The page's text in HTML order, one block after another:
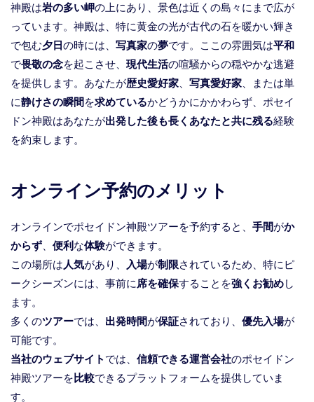
神殿は岩の多い岬の上にあり、景色は近くの島々にまで広が
っています。神殿は、特に黄金の光が古代の石を暖かい輝き
で包む夕日の時には、 写真家の夢です。ここの雰囲気は平和
で畏敬の念を起こさせ、 現代生活の喧騒からの穏やかな逃避
を提供します。あなたが歴史愛好家、 写真愛好家、または単
に静けさの瞬間 を求めているかどうかにかかわらず、ポセイ
ドン神殿はあなたが出発した後も長くあなたと共に残る経験
を約束します。
オンライン予約のメリット
オンラインでポセイドン神殿ツアーを予約すると、 手間がか
からず、 便利な体験ができます。
この場所は人気があり、 入場が制限されているため、特にピ
ークシーズンには、事前に席を確保することを強くお勧めし
ます。
多くのツアーでは、 出発時間が保証されており、 優先入場が
可能です。
当社のウェブサイト では、 信頼できる運営会社のポセイドン
神殿ツアーを比較できるプラットフォームを提供していま
す。